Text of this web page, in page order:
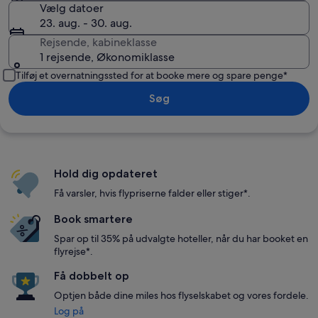
Vælg datoer
23. aug. - 30. aug.
Rejsende, kabineklasse
1 rejsende, Økonomiklasse
Tilføj et overnatningssted for at booke mere og spare penge*
Søg
Hold dig opdateret
Få varsler, hvis flypriserne falder eller stiger*.
Book smartere
Spar op til 35% på udvalgte hoteller, når du har booket en
flyrejse*.
Få dobbelt op
Optjen både dine miles hos flyselskabet og vores fordele.
Log på